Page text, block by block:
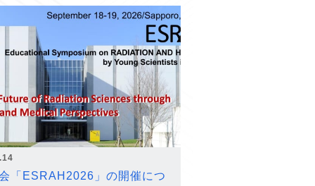
「ESRAH2026」の開催につ